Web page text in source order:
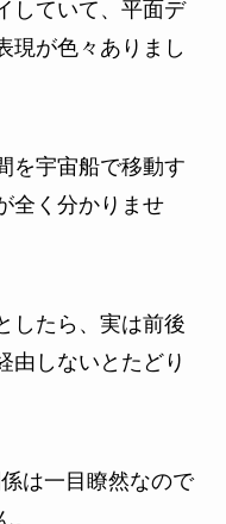
していて、平面デ
現が色々ありまし
を宇宙船で移動す
全く分かりませ
したら、実は前後
由しないとたどり
は一目瞭然なので